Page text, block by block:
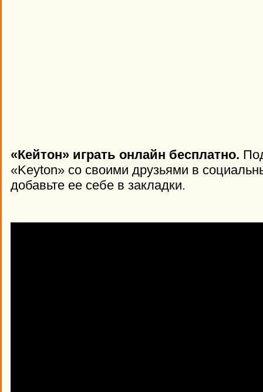
«Кейтон» играть онлайн бесплатно.
«Keyton» со своими друзьями в
добавьте ее себе в закладки.